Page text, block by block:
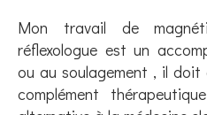
Mon travail de
réflexologue est un
ou au soulagement , il doit
complément